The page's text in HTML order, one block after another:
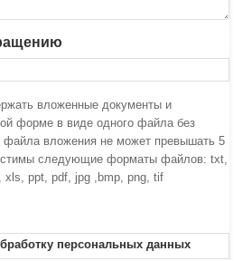
вложенные документы и
форме в виде одного файла без
файла вложения не может превышать 5
следующие форматы файлов: txt,
ppt, pdf, jpg ,bmp, png, tif
персональных данных